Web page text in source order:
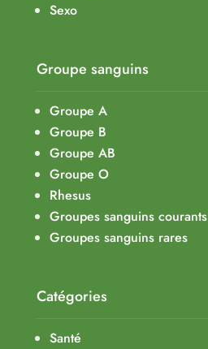
Sexo
Groupe sanguins
Groupe A
Groupe B
Groupe AB
Groupe O
Rhesus
Groupes sanguins courants
Groupes sanguins rares
Catégories
Santé